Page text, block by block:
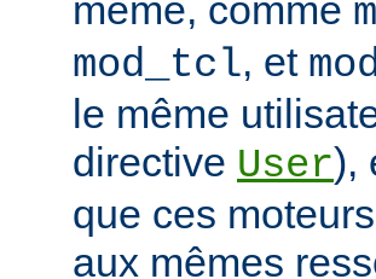
même, comme
mod_tcl, et
le même
directive User),
que ces
aux mêmes